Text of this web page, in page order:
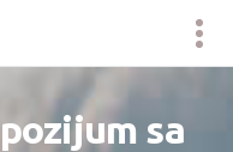
sa